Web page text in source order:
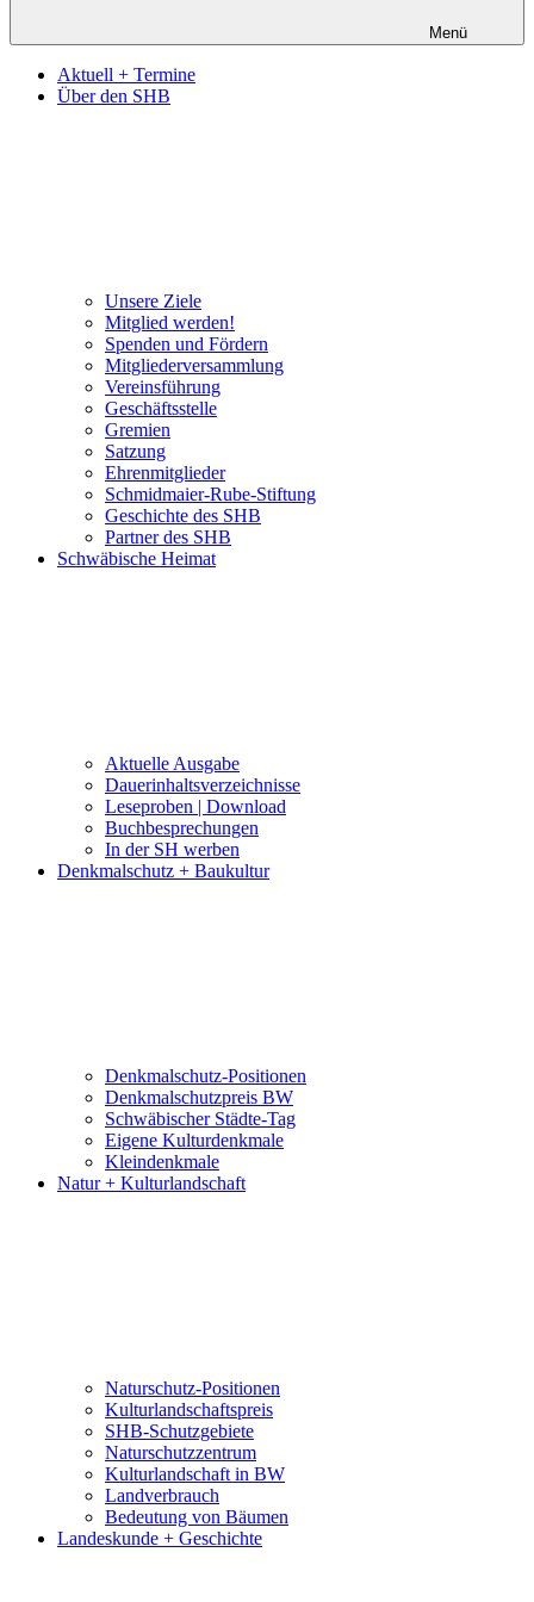
Menü
Aktuell + Termine
Über den SHB
Unsere Ziele
Mitglied werden!
Spenden und Fördern
Mitgliederversammlung
Vereinsführung
Geschäftsstelle
Gremien
Satzung
Ehrenmitglieder
Schmidmaier-Rube-Stiftung
Geschichte des SHB
Partner des SHB
Schwäbische Heimat
Aktuelle Ausgabe
Dauerinhaltsverzeichnisse
Leseproben | Download
Buchbesprechungen
In der SH werben
Denkmalschutz + Baukultur
Denkmalschutz-Positionen
Denkmalschutzpreis BW
Schwäbischer Städte-Tag
Eigene Kulturdenkmale
Kleindenkmale
Natur + Kulturlandschaft
Naturschutz-Positionen
Kulturlandschaftspreis
SHB-Schutzgebiete
Naturschutzzentrum
Kulturlandschaft in BW
Landverbrauch
Bedeutung von Bäumen
Landeskunde + Geschichte